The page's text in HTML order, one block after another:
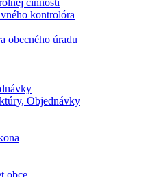
činnosti
kontrolóra
obecného úradu
Objednávky
obce